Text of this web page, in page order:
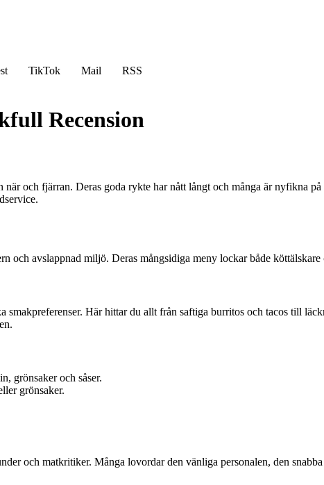
TikTok Mail
RSS
Recension
och fjärran. Deras goda rykte har nått långt och många är nyfikna
och avslappnad miljö. Deras mångsidiga meny lockar både
Här hittar du allt från saftiga burritos och tacos till
grönsaker och såser.
grönsaker.
och matkritiker. Många lovordar den vänliga personalen, den